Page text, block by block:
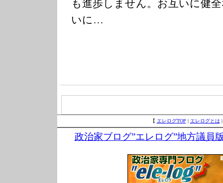
も進歩しません。お互いに健
いに…
【 エレログTOP | エレログとは
政治家ブログ”エレログ”地方議員